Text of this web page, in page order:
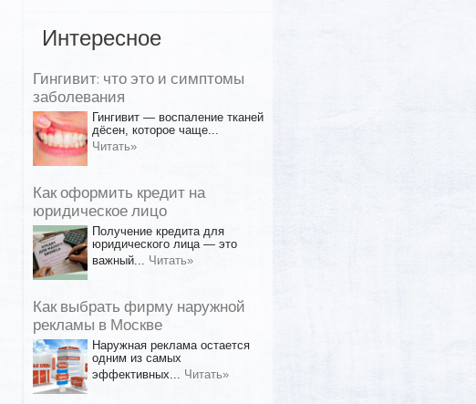
Интересное
Гингивит: что это и симптомы
заболевания
Гингивит — воспаление тканей
дёсен, которое чаще...
Читать»
Как оформить кредит на
юридическое лицо
Получение кредита для
юридического лица — это
важный... Читать»
Как выбрать фирму наружной
рекламы в Москве
Наружная реклама остается
одним из самых
эффективных... Читать»